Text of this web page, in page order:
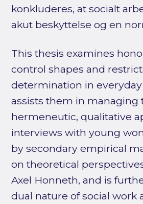
konkluderes, at socialt
akut beskyttelse og en
This thesis examines
control shapes and
determination in everyday
assists them in managing
hermeneutic, qualitative
interviews with young
by secondary empirical
on theoretical
Axel Honneth, and is
dual nature of social work